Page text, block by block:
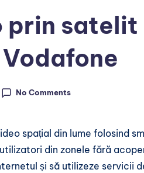
prin satelit
No Comments
spațial din lume folosind
din zonele fără
și să utilizeze servicii